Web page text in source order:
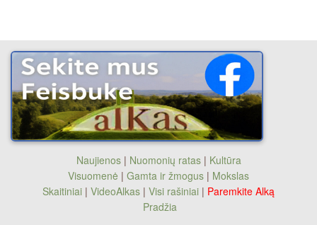
Naujienos| Nuomonių ratas| Kultūra
Visuomenė | Gamta ir žmogus | Mokslas
Skaitiniai | VideoAlkas | Visi rašiniai | Paremkite Alką
Pradžia